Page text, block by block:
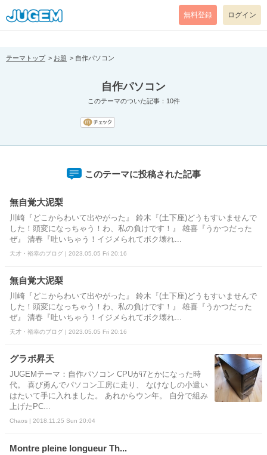
[pear_error: message="Success" code=0 mode=return level=notice
prefix="" info=""]
無料登録 ログイン
テーマトップ お題 自作パソコン
自作パソコン
このテーマのついた記事：10件
このテーマに投稿された記事
無自覚大泥梨
川崎『どこからわいて出やがった』 鈴木『(土下座)どうもすいませんで
した！頭変になっちゃう！わ、私の負けです！』 雄喜『うかつだった
ぜ』 清春『吐いちゃう！イジメられてボク壊れ...
天才・裕幸のブログ | 2023.05.05 Fri 20:16
無自覚大泥梨
川崎『どこからわいて出やがった』 鈴木『(土下座)どうもすいませんで
した！頭変になっちゃう！わ、私の負けです！』 雄喜『うかつだった
ぜ』 清春『吐いちゃう！イジメられてボク壊れ...
天才・裕幸のブログ | 2023.05.05 Fri 20:16
グラボ昇天
JUGEMテーマ：自作パソコン CPUがi7とかになった時
代。 喜び勇んでパソコン工房に走り、 なけなしの小遣い
はたいて手に入れました。 あれからウン年。 自分で組み
上げたPC...
Chaos | 2018.11.25 Sun 20:04
Montre pleine longueur Th...